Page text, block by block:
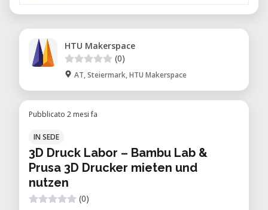
HTU Makerspace
(0)
AT, Steiermark, HTU Makerspace
Pubblicato 2 mesi fa
IN SEDE
3D Druck Labor – Bambu Lab &
Prusa 3D Drucker mieten und
nutzen
(0)